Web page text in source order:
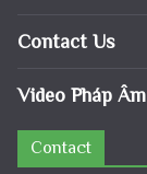
Contact Us
Video Pháp Âm
Contact